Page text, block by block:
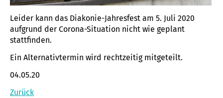
Leider kann das Diakonie-Jahresfest am 5. Juli 2020
aufgrund der Corona-Situation nicht wie geplant
stattfinden.
Ein Alternativtermin wird rechtzeitig mitgeteilt.
04.05.20
Zurück